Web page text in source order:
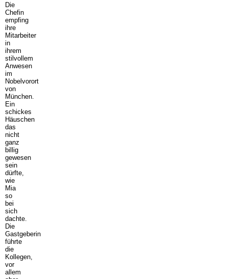
Die
Chefin
empfing
ihre
Mitarbeiter
in
ihrem
stilvollem
Anwesen
im
Nobelvorort
von
München.
Ein
schickes
Häuschen
das
nicht
ganz
billig
gewesen
sein
dürfte,
wie
Mia
so
bei
sich
dachte.
Die
Gastgeberin
führte
die
Kollegen,
vor
allem